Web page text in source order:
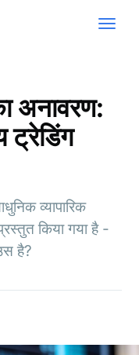
अनावरण:
ट्रेडिंग
व्यापारिक
किया गया है -
है?